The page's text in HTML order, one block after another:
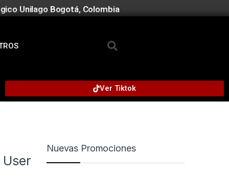
Unilago Bogotá, Colombia
Ver Tiktok
Nuevas Promociones